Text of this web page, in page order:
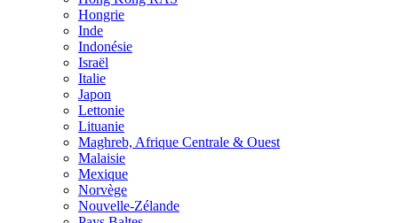
Hongrie
Inde
Indonésie
Israël
Italie
Japon
Lettonie
Lituanie
Maghreb, Afrique Centrale & Ouest
Malaisie
Mexique
Norvège
Nouvelle-Zélande